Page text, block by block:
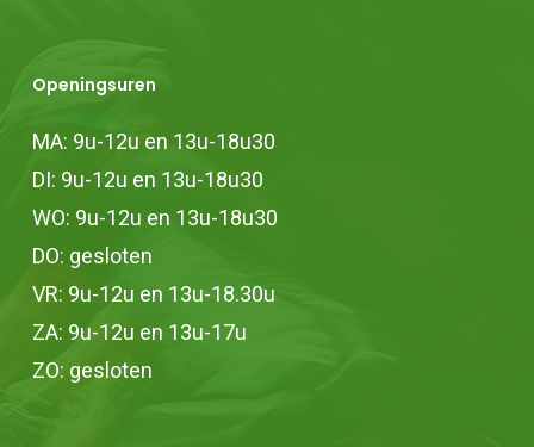
Openingsuren
MA: 9u-12u en 13u-18u30
DI: 9u-12u en 13u-18u30
WO: 9u-12u en 13u-18u30
DO: gesloten
VR: 9u-12u en 13u-18.30u
ZA: 9u-12u en 13u-17u
ZO: gesloten